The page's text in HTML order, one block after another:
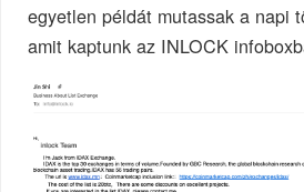
egyetlen példát mutassak a napi
amit kaptunk az INLOCK